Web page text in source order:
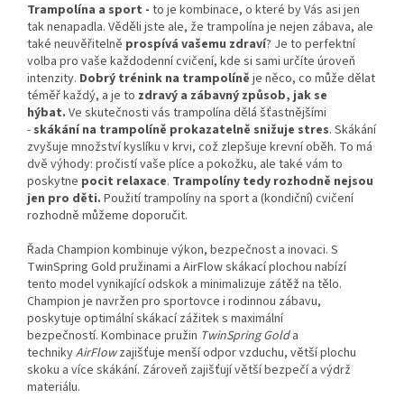
Trampolína a sport - to je kombinace, o které by Vás asi jen
tak nenapadla. Věděli jste ale, že trampolína je nejen zábava, ale
také neuvěřitelně prospívá vašemu zdraví? Je to perfektní
volba pro vaše každodenní cvičení, kde si sami určíte úroveň
intenzity. Dobrý trénink na trampolíně je něco, co může dělat
téměř každý, a je to zdravý a zábavný způsob, jak se
hýbat. Ve skutečnosti vás trampolína dělá šťastnějšími
- skákání na trampolíně prokazatelně snižuje stres. Skákání
zvyšuje množství kyslíku v krvi, což zlepšuje krevní oběh. To má
dvě výhody: pročistí vaše plíce a pokožku, ale také vám to
poskytne pocit relaxace. Trampolíny tedy rozhodně nejsou
jen pro děti. Použití trampolíny na sport a (kondiční) cvičení
rozhodně můžeme doporučit.
Řada Champion kombinuje výkon, bezpečnost a inovaci. S
TwinSpring Gold pružinami a AirFlow skákací plochou nabízí
tento model vynikající odskok a minimalizuje zátěž na tělo.
Champion je navržen pro sportovce i rodinnou zábavu,
poskytuje optimální skákací zážitek s maximální
bezpečností. Kombinace pružin TwinSpring Golda
technikyAirFlowzajišťuje menší odpor vzduchu, větší plochu
skoku a více skákání. Zároveň zajišťují větší bezpečí a výdrž
materiálu.